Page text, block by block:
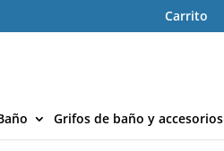
Carrito
Grifos de baño y accesorios